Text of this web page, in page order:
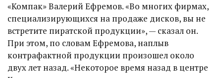
«Компак» Валерий Ефремов. «Во многих фирмах,
специализирующихся на продаже дисков, вы не
встретите пиратской продукции», — сказал он.
При этом, по словам Ефремова, наплыв
контрафактной продукции произошел около
двух лет назад. «Некоторое время назад в центре